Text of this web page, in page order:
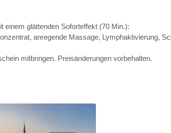
einem glättenden Soforteffekt (70 Min.):
anregende Massage, Lymphaktivierung,
mitbringen. Preisänderungen vorbehalten.